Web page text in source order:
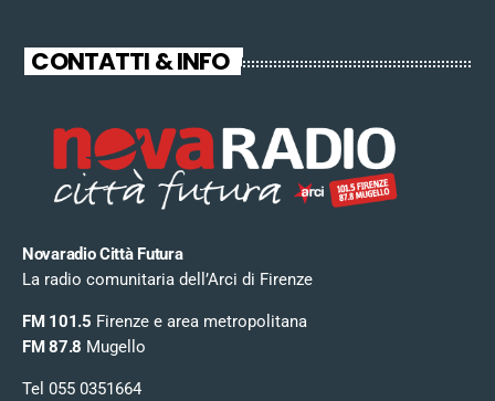
CONTATTI & INFO
Novaradio Città Futura
La radio comunitaria dell’Arci di Firenze
FM 101.5 Firenze e area metropolitana
FM 87.8 Mugello
Tel 055 0351664